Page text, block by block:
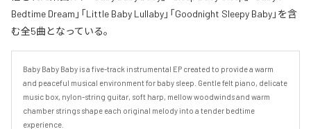
Bedtime Dream」「Little Baby Lullaby」「Goodnight Sleepy Baby」を含
む全5曲となっている。
Baby Baby Baby is a five-track instrumental EP created to provide a warm
and peaceful musical environment for baby sleep. Gentle felt piano, delicate
music box, nylon-string guitar, soft harp, mellow woodwinds and warm
chamber strings shape each original melody into a tender bedtime
experience.